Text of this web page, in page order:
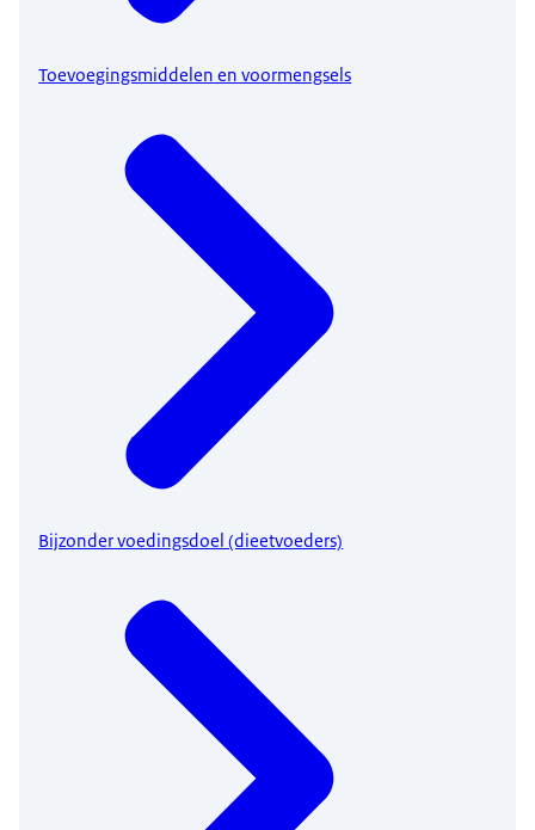
Toevoegingsmiddelen en voormengsels
Bijzonder voedingsdoel (dieetvoeders)